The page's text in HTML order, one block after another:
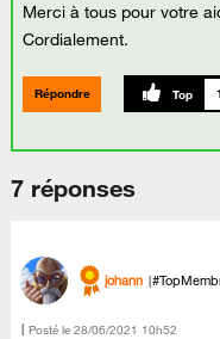
Merci à tous pour votre
Cordialement.
Répondre 1
7 réponses
johann
Posté le ‎28/06/2021 10h52